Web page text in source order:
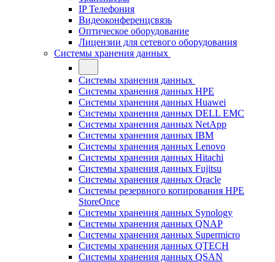
IP Телефония
Видеоконференцсвязь
Оптическое оборудование
Лицензии для сетевого оборудования
Системы хранения данных
Системы хранения данных
Системы хранения данных HPE
Системы хранения данных Huawei
Системы хранения данных DELL EMC
Cистемы хранения данных NetApp
Системы хранения данных IBM
Системы хранения данных Lenovo
Системы хранения данных Hitachi
Системы хранения данных Fujitsu
Системы хранения данных Oracle
Системы резервного копирования HPE
StoreOnce
Системы хранения данных Synology
Системы хранения данных QNAP
Системы хранения данных Supermicro
Системы хранения данных QTECH
Системы хранения данных QSAN